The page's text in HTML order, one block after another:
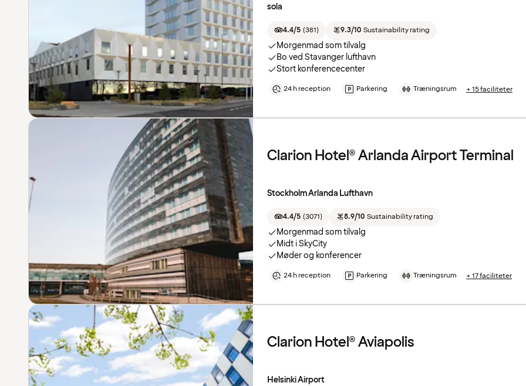
sola
4.4/5 (381) 9.3/10 Sustainability rating
Morgenmad som tilvalg
Bo ved Stavanger lufthavn
Stort konferencecenter
24 h reception Parkering Træningsrum + 15 faciliteter
Clarion Hotel® Arlanda Airport Terminal
Stockholm Arlanda Lufthavn
4.4/5 (3071) 8.9/10 Sustainability rating
Morgenmad som tilvalg
Midt i SkyCity
Møder og konferencer
24 h reception Parkering Træningsrum + 17 faciliteter
Clarion Hotel® Aviapolis
Helsinki Airport